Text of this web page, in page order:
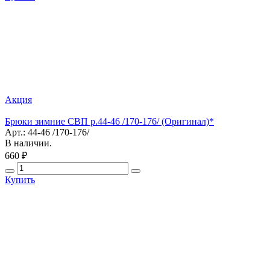
Акция
Брюки зимние СВП р.44-46 /170-176/ (Оригинал)*
Арт.: 44-46 /170-176/
В наличии.
660 ₽
Купить